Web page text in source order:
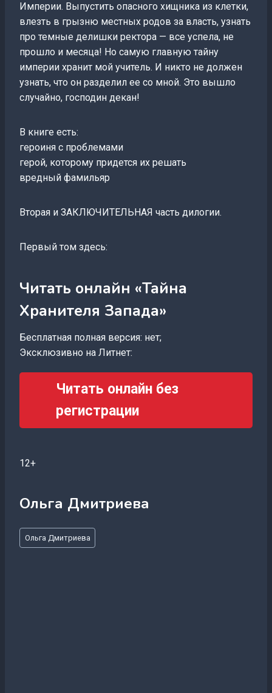
Империи. Выпустить опасного хищника из клетки,
влезть в грызню местных родов за власть, узнать
про темные делишки ректора — все успела, не
прошло и месяца! Но самую главную тайну
империи хранит мой учитель. И никто не должен
узнать, что он разделил ее со мной. Это вышло
случайно, господин декан!
В книге есть:
героиня с проблемами
герой, которому придется их решать
вредный фамильяр
Вторая и ЗАКЛЮЧИТЕЛЬНАЯ часть дилогии.
Первый том здесь:
Читать онлайн «Тайна
Хранителя Запада»
Бесплатная полная версия: нет;
Эксклюзивно на Литнет:
Читать онлайн без
регистрации
12+
Ольга Дмитриева
Метки
записи:
Ольга Дмитриева